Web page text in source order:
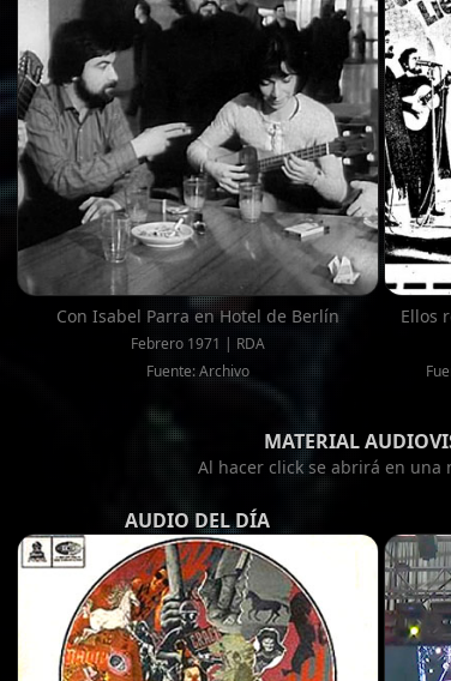
Con Isabel Parra en Hotel de Berlín
Febrero 1971 | RDA
Fuente: Archivo
Ellos
MATERIAL
Al hacer click se abrirá en una
AUDIO DEL DÍA